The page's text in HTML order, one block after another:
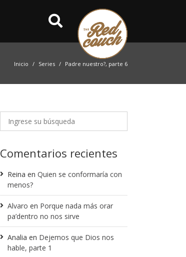
Inicio Series Padre nuestro?, parte 6
Comentarios recientes
Reina en Quien se conformaría con
menos?
Alvaro en Porque nada más orar
pa’dentro no nos sirve
Analia en Dejemos que Dios nos
hable, parte 1